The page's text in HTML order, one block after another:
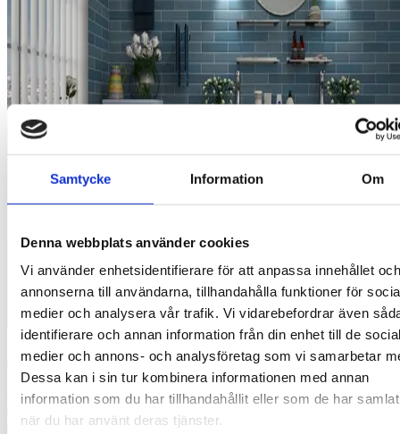
Samtycke Information Om
Denna webbplats använder cookies
Vi använder enhetsidentifierare för att anpassa innehållet och
annonserna till användarna, tillhandahålla funktioner för
medier och analysera vår trafik. Vi vidarebefordrar även
identifierare och annan information från din enhet till de
medier och annons- och analysföretag som vi samarbetar
Dessa kan i sin tur kombinera informationen med annan
information som du har tillhandahållit eller som de har
när du har använt deras tjänster.
Kan man byta toalettstol själv?
Det är tillåtet att byta toalettstol själv men det är inte alltid helt
ojämnt golv. Om du stöter på hinder eller känner dig osäker så är det